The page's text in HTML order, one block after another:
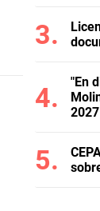
"En
2027